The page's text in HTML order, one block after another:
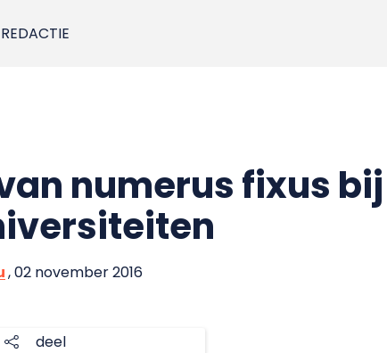
REDACTIE
numerus fixus bij
, 02 november 2016
deel